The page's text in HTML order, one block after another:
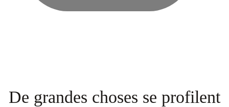
De grandes choses se profilent